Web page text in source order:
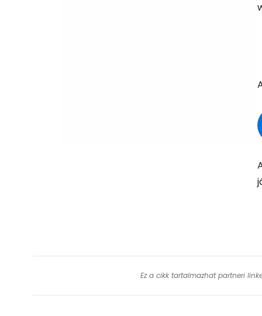
Ez a cikk tartalmazhat partneri